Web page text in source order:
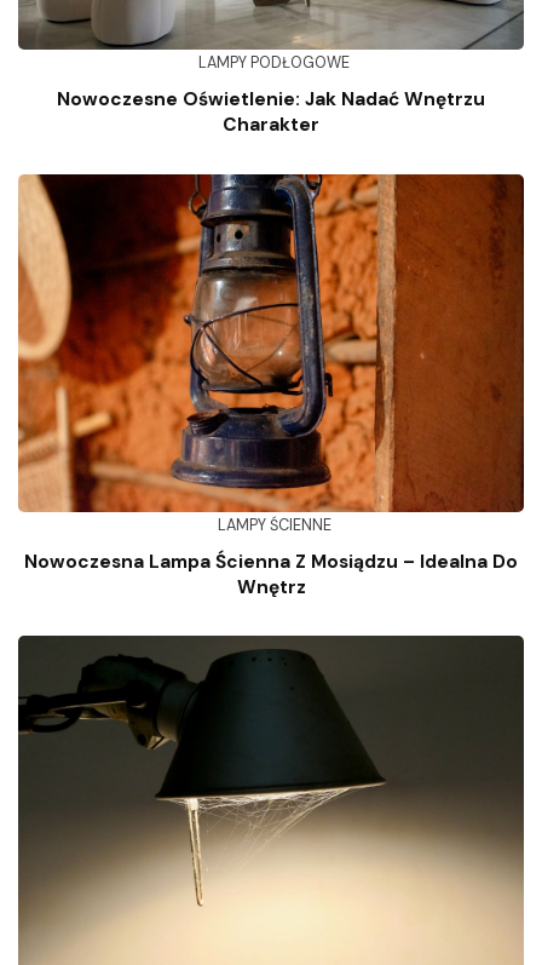
LAMPY PODŁOGOWE
Nowoczesne Oświetlenie: Jak Nadać Wnętrzu
Charakter
LAMPY ŚCIENNE
Nowoczesna Lampa Ścienna Z Mosiądzu – Idealna Do
Wnętrz